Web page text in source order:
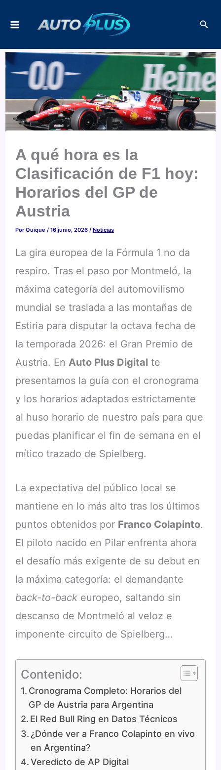
A qué hora es la
Clasificación de F1 hoy:
Horarios del GP de
Austria
PorQuique / 16 junio, 2026 / Noticias
La gira europea de la Fórmula 1 no da
respiro. Tras el paso por Montmeló, la
máxima categoría del automovilismo
mundial se traslada a las montañas de
Estiria para disputar la octava fecha de
la temporada 2026: el Gran Premio de
Austria. En Auto Plus Digitalte
presentamos la guía con el cronograma
y los horarios adaptados estrictamente
al huso horario de nuestro país para que
puedas planificar el fin de semana en el
mítico trazado de Spielberg.
La expectativa del público local se
mantiene en lo más alto tras los últimos
puntos obtenidos por Franco Colapinto.
El piloto nacido en Pilar enfrenta ahora
el desafío más exigente de su debut en
la máxima categoría: el demandante
back-to-backeuropeo, saltando sin
descanso de Montmeló al veloz e
imponente circuito de Spielberg…
Contenido:
Cronograma Completo: Horarios del
GP de Austria para Argentina
El Red Bull Ring en Datos Técnicos
¿Dónde ver a Franco Colapinto en vivo
en Argentina?
Veredicto de AP Digital